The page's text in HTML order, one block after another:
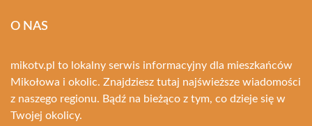
O NAS
mikotv.pl to lokalny serwis informacyjny dla mieszkańców
Mikołowa i okolic. Znajdziesz tutaj najświeższe wiadomości
z naszego regionu. Bądź na bieżąco z tym, co dzieje się w
Twojej okolicy.